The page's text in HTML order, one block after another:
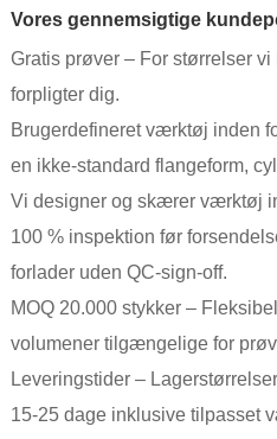
Vores gennemsigtige
Gratis prøver – For størrelser vi
forpligter dig.
Brugerdefineret værktøj inden
en ikke-standard flangeform,
Vi designer og skærer værktøj
100 % inspektion før
forlader uden QC-sign-off.
MOQ 20.000 stykker –
volumener tilgængelige for
Leveringstider –
15-25 dage inklusive tilpasset